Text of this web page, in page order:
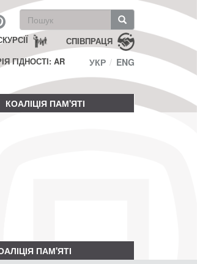
Пошукова
форма
Пошук СПІВПРАЦЯ
ГІДНОСТІ: AR
УКР ENG
КОАЛІЦІЯ ПАМ'ЯТІ
ПАМ'ЯТІ